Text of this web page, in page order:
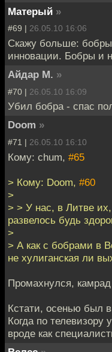
Матерый »
#69 | 26.05.10 16:06
Скажу больше: бобры
инновации. Бобры и
Айдар М. »
#70 | 26.05.10 16:09
Убил бобра - спас
Doom »
#71 | 26.05.10 16:10
Кому: chum, #65
> Кому: Doom, #60
>
> > У нас, в Литве
развелось будь
>
> А как с бобрами в
не хулиганская ли
Промахнулся,
Кстати, осенью был
Когда по телевизору
вроде как